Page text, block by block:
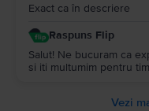
Exact ca în descriere
Raspuns Flip
Salut! Ne bucuram ca
si iti multumim pentru
Vezi